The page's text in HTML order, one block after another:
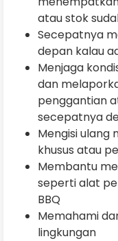
atau stok
Secepatnya
depan kalau
Menjaga
dan
penggantian
secepatnya
Mengisi ulang
khusus atau
Membantu
seperti alat
BBQ
Memahami
lingkungan